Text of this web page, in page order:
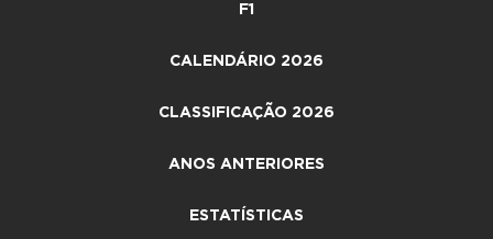
F1
CALENDÁRIO 2026
CLASSIFICAÇÃO 2026
ANOS ANTERIORES
ESTATÍSTICAS